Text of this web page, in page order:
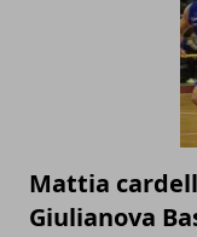
Mattia
Giulianova